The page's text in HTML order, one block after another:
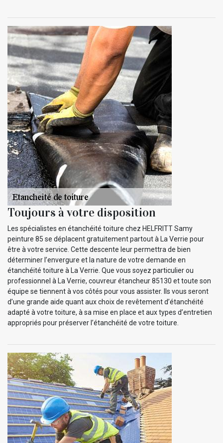
Toujours à votre disposition
Les spécialistes en étanchéité toiture chez HELFRITT Samy
peinture 85 se déplacent gratuitement partout à La Verrie pour
être à votre service. Cette descente leur permettra de bien
déterminer l’envergure et la nature de votre demande en
étanchéité toiture à La Verrie. Que vous soyez particulier ou
professionnel à La Verrie, couvreur étancheur 85130 et toute son
équipe se tiennent à vos côtés pour vous assister. Ils vous seront
d’une grande aide quant aux choix de revêtement d’étanchéité
adapté à votre toiture, à sa mise en place et aux types d’entretien
appropriés pour préserver l’étanchéité de votre toiture.